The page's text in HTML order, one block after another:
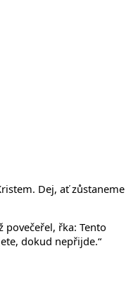
Dej, ať zůstaneme
povečeřel, řka: Tento
dokud nepřijde.“